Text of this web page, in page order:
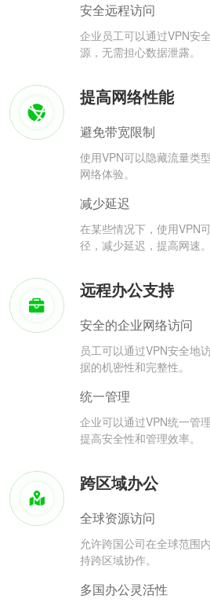
安全远程访问
企业员工可以通过VPN安
源，无需担心数据泄露。
提高网络性能
避免带宽限制
使用VPN可以隐藏流量类
网络体验。
减少延迟
在某些情况下，使用VPN
径，减少延迟，提高网速。
远程办公支持
安全的企业网络访问
员工可以通过VPN安全地
据的机密性和完整性。
统一管理
企业可以通过VPN统一管
提高安全性和管理效率。
跨区域办公
全球资源访问
允许跨国公司在全球范围
持跨区域协作。
多国办公灵活性